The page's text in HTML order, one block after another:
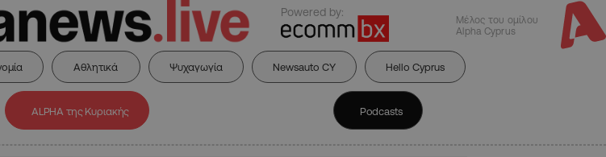
Powered by:
Μέλος του ομίλου
Alpha Cyprus
Αθλητικά Ψυχαγωγία Newsauto CY Hello Cyprus
ALPHA της Κυριακής Podcasts